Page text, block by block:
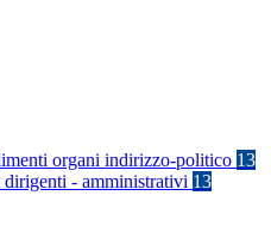
organi indirizzo-politico 13
- amministrativi 13